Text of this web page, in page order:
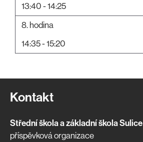
13:40 - 14:25
8. hodina
14:35 - 15:20
Kontakt
Střední škola a základní škola Sulice
příspěvková organizace